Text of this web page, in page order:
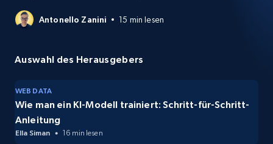
Antonello Zanini 15 min lesen
Auswahl des Herausgebers
WEB DATA
Wie man ein KI-Modell trainiert: Schritt-für-Schritt-
Anleitung
Ella Siman 16 min lesen